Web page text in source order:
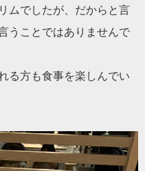
ムでしたが、 だからと言
うことではありませんで
る方も食事を楽しんでい